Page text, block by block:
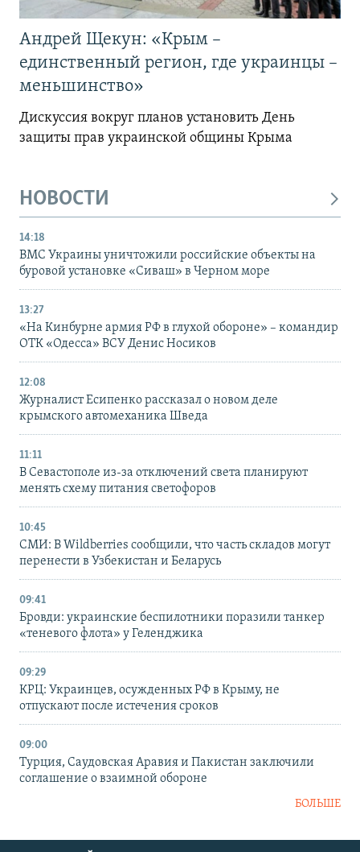
Андрей Щекун: «Крым –
единственный регион, где украинцы –
меньшинство»
Дискуссия вокруг планов установить День
защиты прав украинской общины Крыма
НОВОСТИ
14:18
ВМС Украины уничтожили российские объекты на
буровой установке «Сиваш» в Черном море
13:27
«На Кинбурне армия РФ в глухой обороне» – командир
ОТК «Одесса» ВСУ Денис Носиков
12:08
Журналист Есипенко рассказал о новом деле
крымского автомеханика Шведа
11:11
В Севастополе из-за отключений света планируют
менять схему питания светофоров
10:45
СМИ: В Wildberries сообщили, что часть складов могут
перенести в Узбекистан и Беларусь
09:41
Бровди: украинские беспилотники поразили танкер
«теневого флота» у Геленджика
09:29
КРЦ: Украинцев, осужденных РФ в Крыму, не
отпускают после истечения сроков
09:00
Турция, Саудовская Аравия и Пакистан заключили
соглашение о взаимной обороне
БОЛЬШЕ